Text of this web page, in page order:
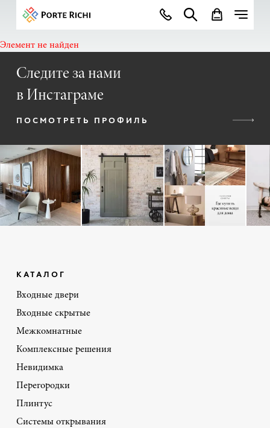
Элемент не найден
Следите за нами
в Инстаграме
ПОСМОТРЕТЬ ПРОФИЛЬ
КАТАЛОГ
Входные двери
Входные скрытые
Межкомнатные
Комплексные решения
Невидимка
Перегородки
Плинтус
Системы открывания